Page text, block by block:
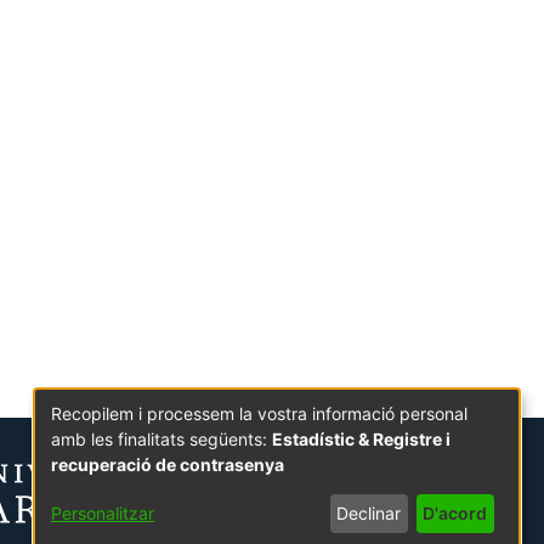
Recopilem i processem la vostra informació personal
amb les finalitats següents: Estadístic & Registre i
recuperació de contrasenya
Personalitzar Declinar D'acord